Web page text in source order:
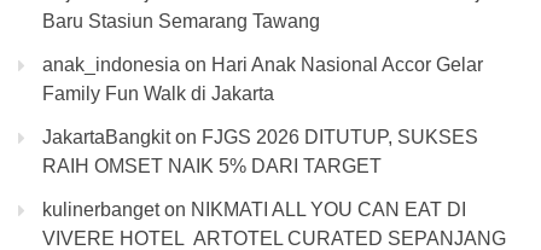
Baru Stasiun Semarang Tawang
anak_indonesia on Hari Anak Nasional Accor Gelar
Family Fun Walk di Jakarta
JakartaBangkiton FJGS 2026 DITUTUP, SUKSES
RAIH OMSET NAIK 5% DARI TARGET
kulinerbangeton NIKMATI ALL YOU CAN EAT DI
VIVERE HOTEL ARTOTEL CURATED SEPANJANG